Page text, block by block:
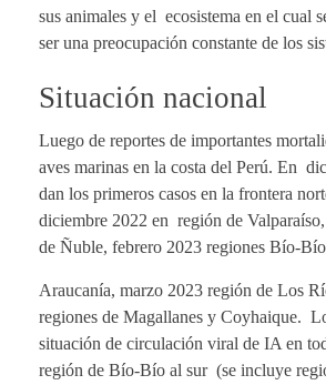
sus animales y el ecosistema en el cual
ser una preocupación constante de los
Situación nacional
Luego de reportes de importantes
aves marinas en la costa del Perú. En
dan los primeros casos en la frontera
diciembre 2022 en región de
de Ñuble, febrero 2023 regiones Bío-
Araucanía, marzo 2023 región de Los
regiones de Magallanes y Coyhaique.
situación de circulación viral de IA en
región de Bío-Bío al sur (se incluye